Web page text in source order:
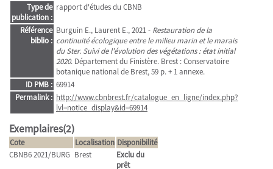
Type de
publication :
rapport d'études du CBNB
Référence
biblio :
Burguin E., Laurent E., 2021 - Restauration de la
continuité écologique entre le milieu marin et le marais
du Ster. Suivi de l'évolution des végétations : état initial
2020. Département du Finistère. Brest : Conservatoire
botanique national de Brest, 59 p. + 1 annexe.
ID PMB : 69914
Permalink : http://www.cbnbrest.fr/catalogue_en_ligne/index.php?
lvl=notice_display&id=69914
Exemplaires(2)
Cote Localisation Disponibilité
CBNB6 2021/BURG Brest
Exclu du
prêt